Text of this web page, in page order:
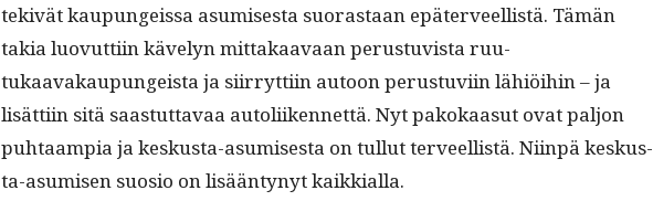
tekivät kaupungeis­sa asumis­es­ta suo­ras­taan epäter­veel­listä. Tämän
takia luovut­ti­in käve­lyn mit­takaavaan perus­tu­vista ruu­
tukaavakaupungeista ja siir­ryt­ti­in autoon perus­tu­vi­in lähiöi­hin – ja
lisät­ti­in sitä saas­tut­tavaa autoli­iken­net­tä. Nyt pakokaa­sut ovat paljon
puh­taampia ja keskus­ta-asumis­es­ta on tul­lut ter­veel­listä. Niin­pä keskus­
ta-asumisen suo­sio on lisään­tynyt kaikkialla.